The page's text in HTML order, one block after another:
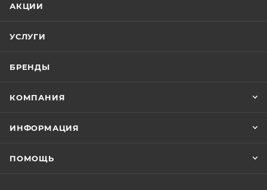
00-01228931
Light
Россия
1 год
Экран для ванны
современный